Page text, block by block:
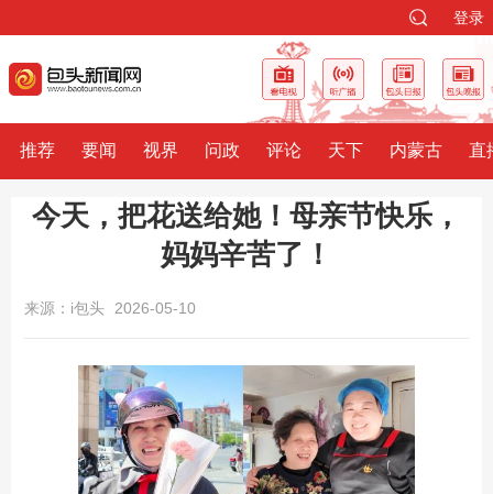
登录
推荐 要闻 视界 问政 评论 天下 内蒙古 直
今天，把花送给她！母亲节快乐，
妈妈辛苦了！
来源：i包头 2026-05-10